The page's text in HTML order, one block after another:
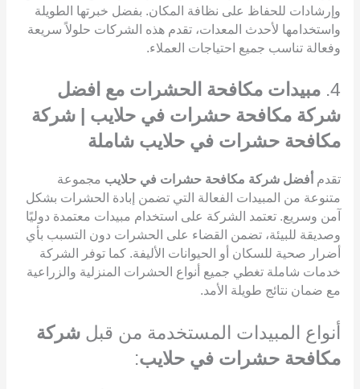
وإرشادات للحفاظ على نظافة المكان. بفضل خبرتها الطويلة
واستخدامها لأحدث المعدات، تقدم هذه الشركات حلولاً سريعة
وفعالة تناسب جميع احتياجات العملاء.
4. مبيدات مكافحة الحشرات مع افضل
شركة مكافحة حشرات في حلايب | شركة
مكافحة حشرات في حلايب شاملة
تقدم أفضل شركة مكافحة حشرات في حلايب مجموعة
متنوعة من المبيدات الفعالة التي تضمن إبادة الحشرات بشكل
آمن وسريع. تعتمد الشركة على استخدام مبيدات معتمدة دوليًا
وصديقة للبيئة، تضمن القضاء على الحشرات دون التسبب بأي
أضرار صحية للسكان أو الحيوانات الأليفة. كما توفر الشركة
خدمات شاملة تغطي جميع أنواع الحشرات المنزلية والزراعية
مع ضمان نتائج طويلة الأمد.
أنواع المبيدات المستخدمة من قبل شركة
مكافحة حشرات في حلايب: